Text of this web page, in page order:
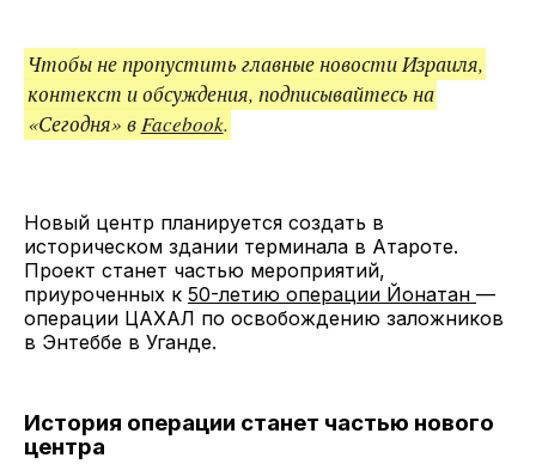
Чтобы не пропустить главные новости Израиля,
контекст и обсуждения, подписывайтесь на
«Сегодня» вFacebook.
Новый центр планируется создать в
историческом здании терминала в Атароте.
Проект станет частью мероприятий,
приуроченных к 50-летию операции Йонатан —
операции ЦАХАЛ по освобождению заложников
в Энтеббе в Уганде.
История операции станет частью нового
центра